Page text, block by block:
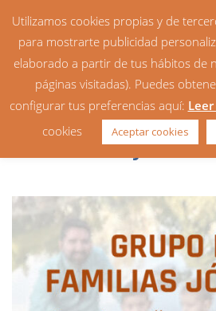
Próximos
de familias jóvenes
Utilizamos cookies propias y de
para mostrarte publicidad
elaborado a partir de tus hábitos de
páginas visitadas). Puedes
configurar tus preferencias aquí:
cookies
Aceptar cookies